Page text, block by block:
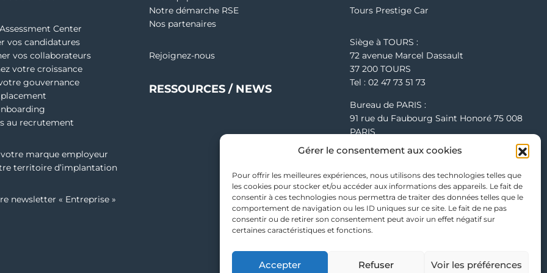
Gérer le consentement aux cookies
Pour offrir les meilleures expériences, nous utilisons des technologies telles que
les cookies pour stocker et/ou accéder aux informations des appareils. Le fait de
consentir à ces technologies nous permettra de traiter des données telles que le
comportement de navigation ou les ID uniques sur ce site. Le fait de ne pas
consentir ou de retirer son consentement peut avoir un effet négatif sur
certaines caractéristiques et fonctions.
Accepter Refuser Voir les préférences
Center
vos candidatures
vos collaborateurs
votre croissance
gouvernance
au recrutement
marque employeur
territoire d’implantation
newsletter « Entreprise »
Notre démarche RSE
Nos partenaires
Rejoignez-nous
RESSOURCES / NEWS
Tours Prestige Car
Siège à TOURS :
72 avenue Marcel Dassault
37 200 TOURS
Tel : 02 47 73 51 73
Bureau de PARIS :
91 rue du Faubourg Saint Honoré 75 008
PARIS
Tel : 01 61 38 39 00
264 rue de la Haie Plouvier, 59273 Fretin
Tel : 03 66 19 18 90